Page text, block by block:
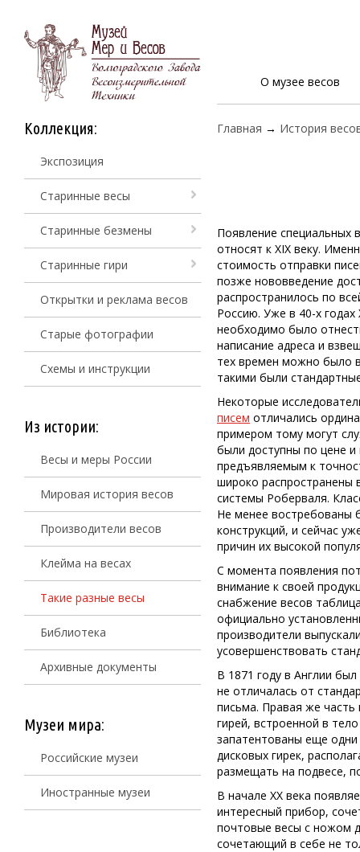
О музее весов
Коллекция:
Экспозиция
Старинные весы
Старинные безмены
Старинные гири
Открытки и реклама весов
Старые фотографии
Схемы и инструкции
Из истории:
Весы и меры России
Мировая история весов
Производители весов
Клейма на весах
Такие разные весы
Библиотека
Архивные документы
Музеи мира:
Российские музеи
Иностранные музеи
Главная → История
Появление специальных
относят к XIX веку.
стоимость отправки
позже нововведение
распространилось по
Россию. Уже в 40-х
необходимо было
написание адреса и
тех времен можно было
такими были
Некоторые
писем отличались
примером тому могут
были доступны по цене
предъявляемым к
широко распространены
системы Роберваля.
Не менее востребованы
конструкций, и сейчас
причин их высокой
С момента появления
внимание к своей
снабжение весов
официально
производители
усовершенствовать
В 1871 году в Англии
не отличалась от
письма. Правая же часть
гирей, встроенной в
запатентованы еще
дисковых гирек,
размещать на подвесе,
В начале ХХ века
интересный прибор,
почтовые весы с ножом
сочетающий в себе не